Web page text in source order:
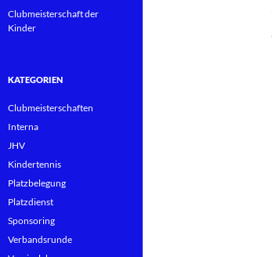
Clubmeisterschaft der
Kinder
KATEGORIEN
Clubmeisterschaften
Interna
JHV
Kindertennis
Platzbelegung
Platzdienst
Sponsoring
Verbandsrunde